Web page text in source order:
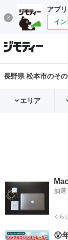
アプ
イ
長野県 松本市のそ
エリア
抽選
くら
😮